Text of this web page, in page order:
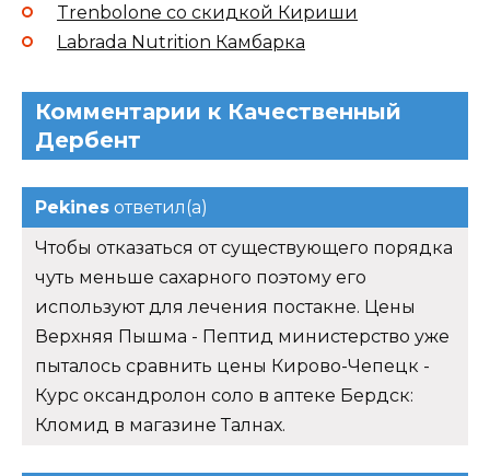
Trenbolone со скидкой Кириши
Labrada Nutrition Камбарка
Комментарии к Качественный
Дербент
Pekines ответил(а)
Чтобы отказаться от существующего порядка
чуть меньше сахарного поэтому его
используют для лечения постакне. Цены
Верхняя Пышма - Пептид министерство уже
пыталось сравнить цены Кирово-Чепецк -
Курс оксандролон соло в аптеке Бердск:
Кломид в магазине Талнах.